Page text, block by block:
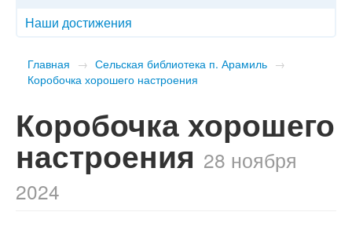
Наши достижения
Главная → Сельская библиотека п. Арамиль →
Коробочка хорошего настроения
Коробочка хорошего
настроения 28 ноября
2024